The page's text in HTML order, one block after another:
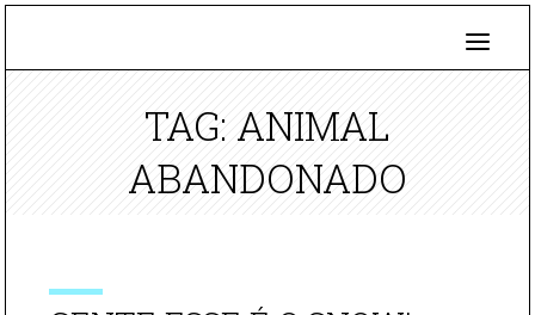
TAG: ANIMAL
ABANDONADO